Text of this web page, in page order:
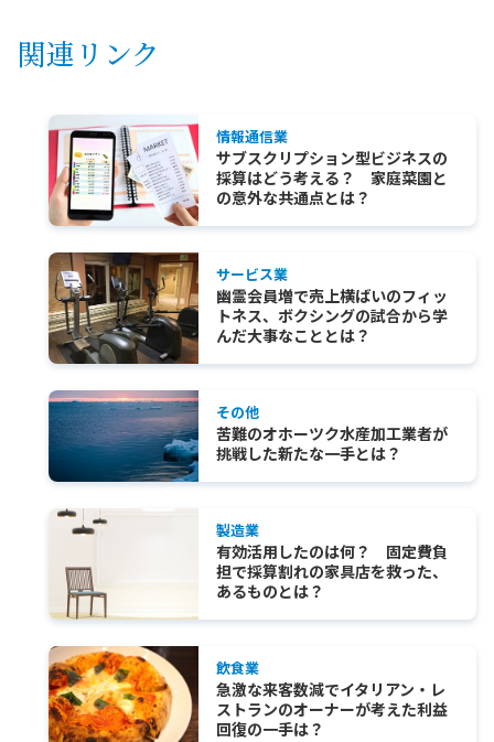
関連リンク
情報通信業
サブスクリプション型ビジネスの
採算はどう考える？ 家庭菜園と
の意外な共通点とは？
サービス業
幽霊会員増で売上横ばいのフィッ
トネス、ボクシングの試合から学
んだ大事なこととは？
その他
苦難のオホーツク水産加工業者が
挑戦した新たな一手とは？
製造業
有効活用したのは何？ 固定費負
担で採算割れの家具店を救った、
あるものとは？
飲食業
急激な来客数減でイタリアン・レ
ストランのオーナーが考えた利益
回復の一手は？